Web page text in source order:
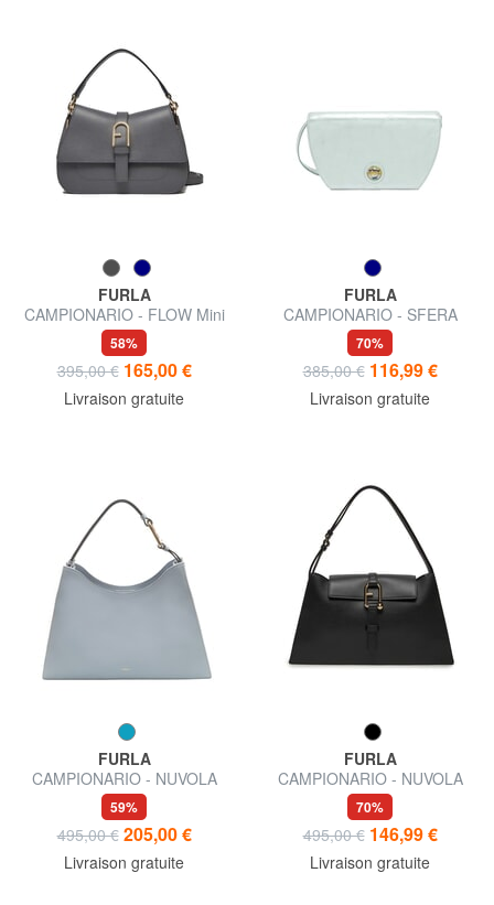
FURLA
CAMPIONARIO - FLOW Mini
sac à main avec bandoulière
58%
395,00 € 165,00 €
Livraison gratuite
FURLA
CAMPIONARIO - SFERA
Micro sac bandoulière
70%
385,00 € 116,99 €
Livraison gratuite
FURLA
CAMPIONARIO - NUVOLA
sac bandoulière
59%
495,00 € 205,00 €
Livraison gratuite
FURLA
CAMPIONARIO - NUVOLA
Sac en cuir semi-rigide
70%
495,00 € 146,99 €
Livraison gratuite